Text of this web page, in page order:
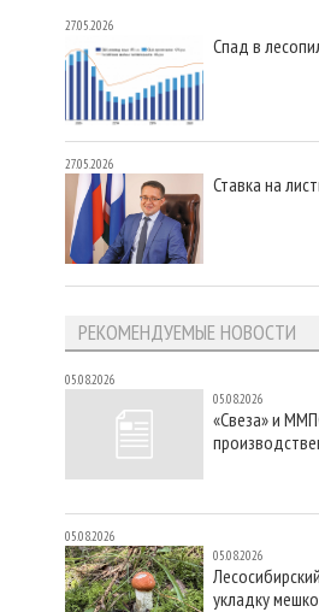
27.05.2026
Спад в
27.05.2026
Ставка на
РЕКОМЕНДУЕМЫЕ НОВОСТИ
05.08.2026
05.08.2026
«Свеза» и
05.08.2026
05.08.2026
укладку